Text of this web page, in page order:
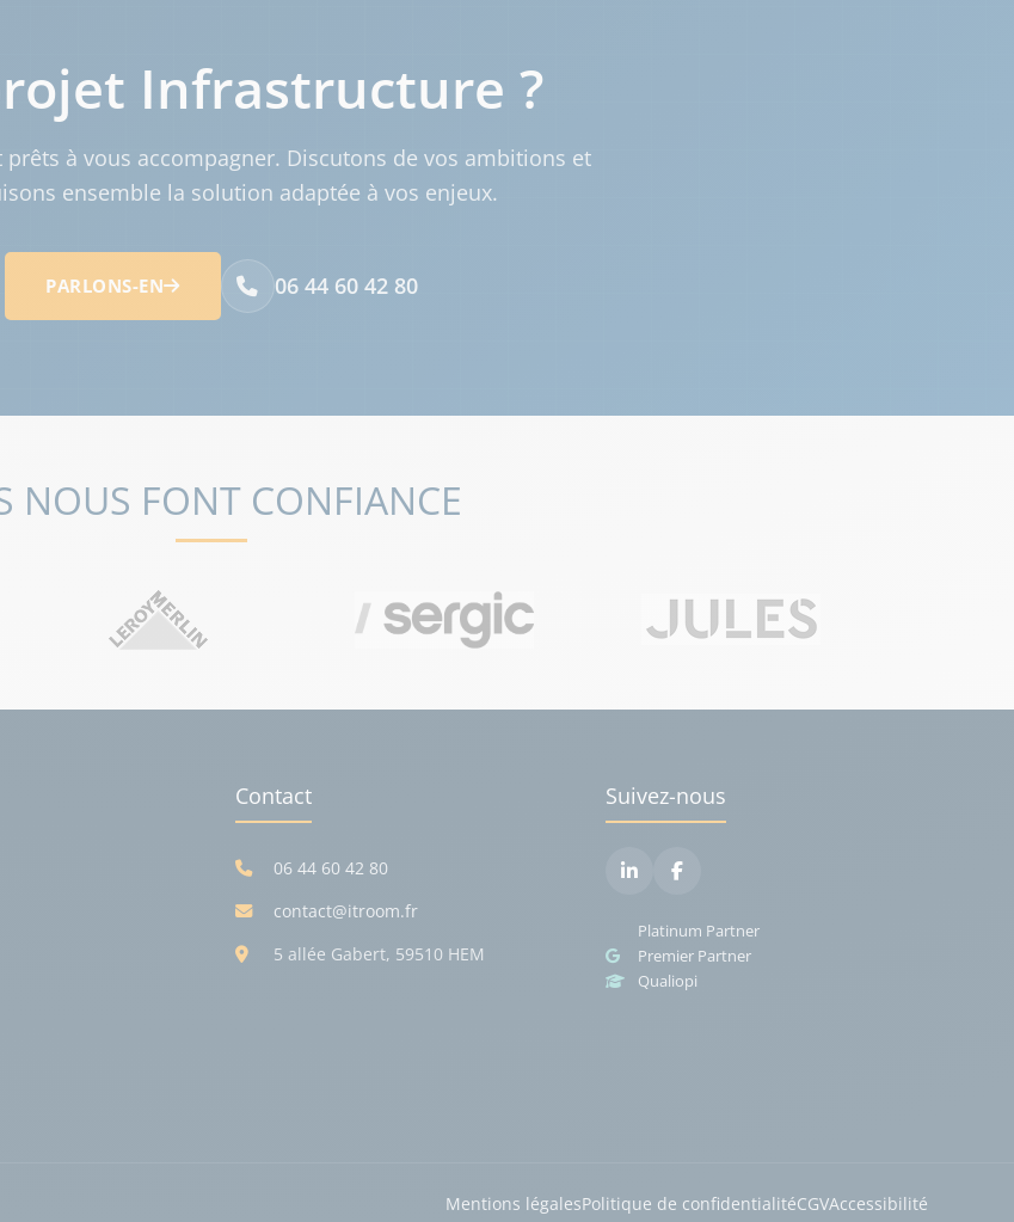
Infrastructure ?
prêts à vous accompagner. Discutons de vos ambitions et
ensemble la solution adaptée à vos enjeux.
PARLONS-EN 06 44 60 42 80
NOUS FONT CONFIANCE
Contact
06 44 60 42 80
contact@itroom.fr
5 allée Gabert, 59510 HEM
Suivez-nous
Platinum Partner
Premier Partner
Qualiopi
Mentions légalesPolitique de confidentialitéCGVAccessibilité